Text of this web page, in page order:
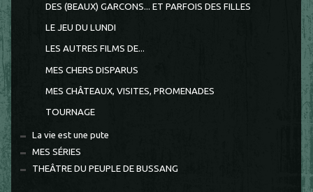
DES (BEAUX) GARCONS... ET PARFOIS DES FILLES
LE JEU DU LUNDI
LES AUTRES FILMS DE...
MES CHERS DISPARUS
MES CHÂTEAUX, VISITES, PROMENADES
TOURNAGE
La vie est une pute
MES SÉRIES
THEÂTRE DU PEUPLE DE BUSSANG